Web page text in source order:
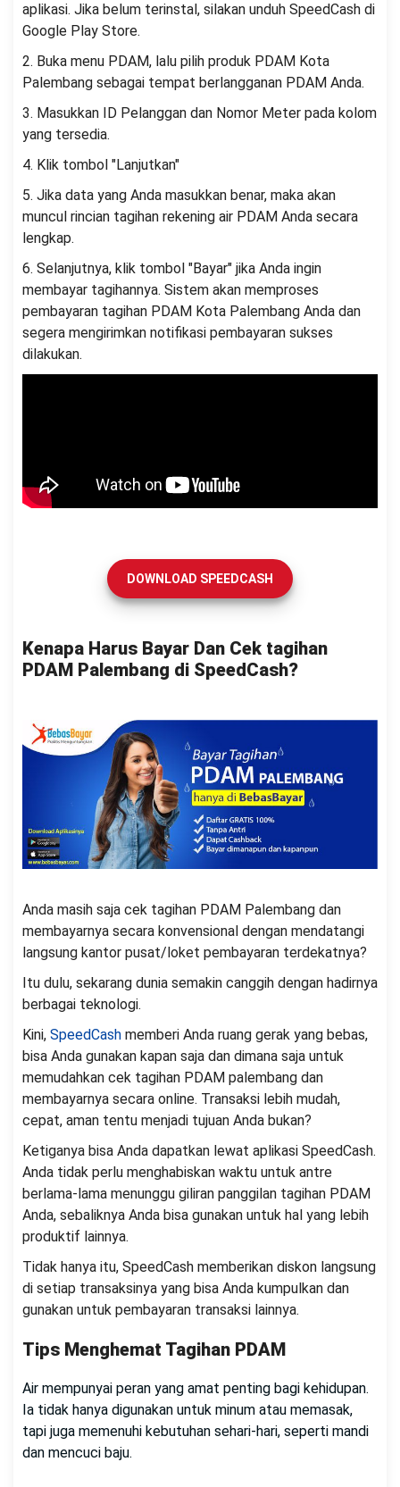
aplikasi. Jika belum terinstal, silakan unduh SpeedCash di
Google Play Store.
2. Buka menu PDAM, lalu pilih produk PDAM Kota
Palembang sebagai tempat berlangganan PDAM Anda.
3. Masukkan ID Pelanggan dan Nomor Meter pada kolom
yang tersedia.
4. Klik tombol "Lanjutkan"
5. Jika data yang Anda masukkan benar, maka akan
muncul rincian tagihan rekening air PDAM Anda secara
lengkap.
6. Selanjutnya, klik tombol "Bayar" jika Anda ingin
membayar tagihannya. Sistem akan memproses
pembayaran tagihan PDAM Kota Palembang Anda dan
segera mengirimkan notifikasi pembayaran sukses
dilakukan.
DOWNLOAD SPEEDCASH
Kenapa Harus Bayar Dan Cek tagihan
PDAM Palembang di SpeedCash?
Anda masih saja cek tagihan PDAM Palembang dan
membayarnya secara konvensional dengan mendatangi
langsung kantor pusat/loket pembayaran terdekatnya?
Itu dulu, sekarang dunia semakin canggih dengan hadirnya
berbagai teknologi.
Kini, SpeedCash memberi Anda ruang gerak yang bebas,
bisa Anda gunakan kapan saja dan dimana saja untuk
memudahkan cek tagihan PDAM palembang dan
membayarnya secara online. Transaksi lebih mudah,
cepat, aman tentu menjadi tujuan Anda bukan?
Ketiganya bisa Anda dapatkan lewat aplikasi SpeedCash.
Anda tidak perlu menghabiskan waktu untuk antre
berlama-lama menunggu giliran panggilan tagihan PDAM
Anda, sebaliknya Anda bisa gunakan untuk hal yang lebih
produktif lainnya.
Tidak hanya itu, SpeedCash memberikan diskon langsung
di setiap transaksinya yang bisa Anda kumpulkan dan
gunakan untuk pembayaran transaksi lainnya.
Tips Menghemat Tagihan PDAM
Air mempunyai peran yang amat penting bagi kehidupan.
Ia tidak hanya digunakan untuk minum atau memasak,
tapi juga memenuhi kebutuhan sehari-hari, seperti mandi
dan mencuci baju.